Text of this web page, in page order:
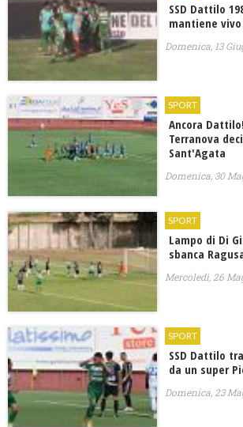
SSD Dattilo
mantiene
Domenica, 13
SPORT
Ancora
Terranova
Sant'Agata
Domenica, 30
SPORT
Lampo di Di
sbanca
Mercoledì, 26
SPORT
SSD Dattilo
da un super
Domenica, 23